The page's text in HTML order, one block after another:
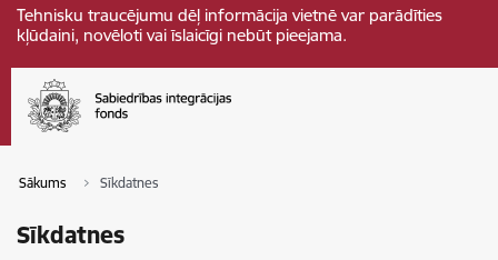
Tehnisku traucējumu dēļ informācija vietnē var parādīties
kļūdaini, novēloti vai īslaicīgi nebūt pieejama.
Sākums Sīkdatnes
Sīkdatnes